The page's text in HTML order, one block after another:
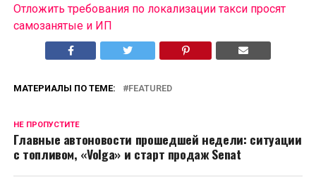
Отложить требования по локализации такси просят
самозанятые и ИП
МАТЕРИАЛЫ ПО ТЕМЕ: FEATURED
НЕ ПРОПУСТИТЕ
Главные автоновости прошедшей недели: ситуации
с топливом, «Volga» и старт продаж Senat